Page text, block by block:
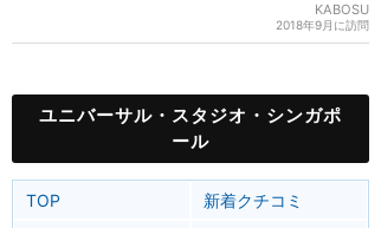
KABOSU
2018年9月に訪問
ユニバーサル・スタジオ・シンガポ
ール
TOP
新着クチコミ